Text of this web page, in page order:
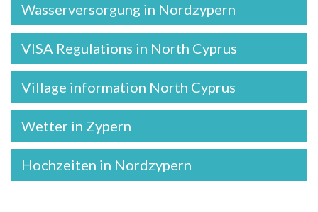
Wasserversorgung in Nordzypern
VISA Regulations in North Cyprus
Village information North Cyprus
Wetter in Zypern
Hochzeiten in Nordzypern